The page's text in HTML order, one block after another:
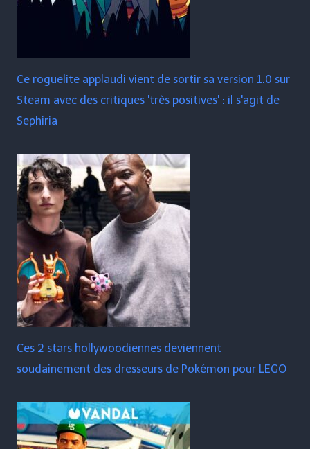
Ce roguelite applaudi vient de sortir sa version 1.0 sur
Steam avec des critiques 'très positives' : il s'agit de
Sephiria
Ces 2 stars hollywoodiennes deviennent
soudainement des dresseurs de Pokémon pour LEGO